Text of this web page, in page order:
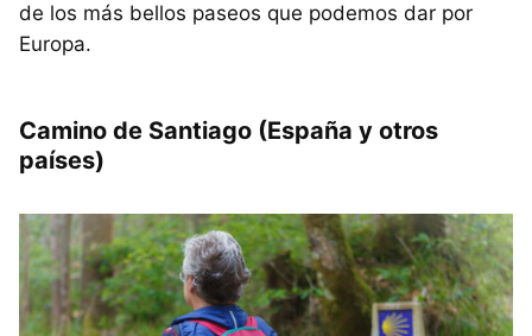
de los más bellos paseos que podemos dar por
Europa.
Camino de Santiago (España y otros
países)